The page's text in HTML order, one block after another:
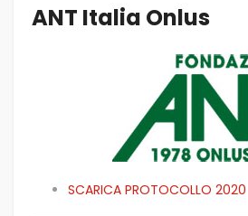
ANT Italia Onlus
SCARICA PROTOCOLLO 2020